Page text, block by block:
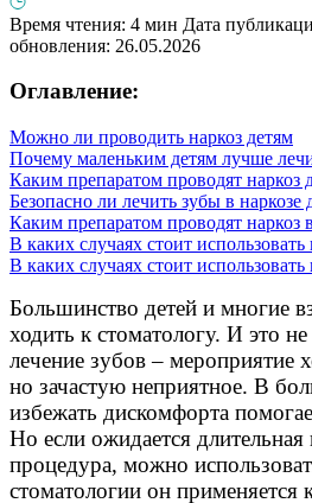
Время чтения: 4 мин Дата
обновления: 26.05.2026
Оглавление:
Можно ли проводить наркоз детям
Почему маленьким детям лучше
Каким препаратом проводят наркоз
Безопасно ли лечить зубы в наркозе
Каким препаратом проводят наркоз
В каких случаях стоит использовать
В каких случаях стоит
Большинство детей и многие
ходить к стоматологу. И это
лечение зубов – мероприятие
но зачастую неприятное. В
избежать дискомфорта
Но если ожидается длительная
процедура, можно
стоматологии он применяется